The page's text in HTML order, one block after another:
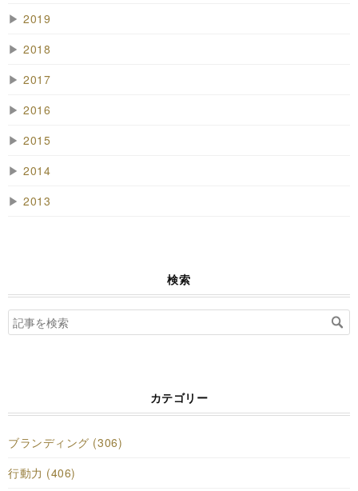
▶ 2019
▶ 2018
▶ 2017
▶ 2016
▶ 2015
▶ 2014
▶ 2013
検索
カテゴリー
ブランディング (306)
行動力 (406)